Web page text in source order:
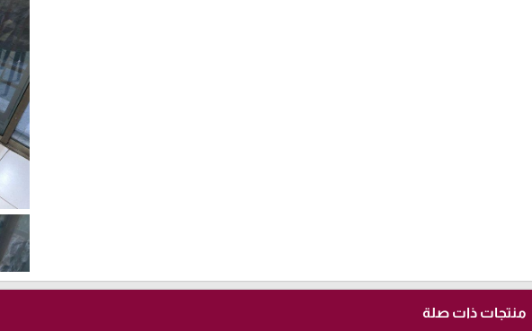
منتجات ذات صلة